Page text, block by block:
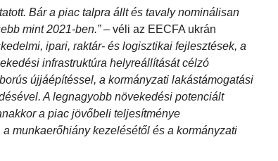
Bár a piac talpra állt és tavaly nominálisan
mint 2021-ben.”– véli az EECFA ukrán
ipari, raktár- és logisztikai fejlesztések, a
infrastruktúra helyreállítását célzó
újjáépítéssel, a kormányzati lakástámogatási
A legnagyobb növekedési potenciált
a piac jövőbeli teljesítménye
munkaerőhiány kezelésétől és a kormányzati